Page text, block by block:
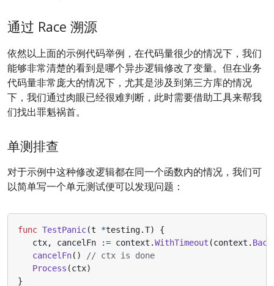
通过 Race 溯源
依然以上面的示例代码举例，在代码量很少的情况下，我们
能够非常清楚的看到是哪个异步逻辑修改了变量。但在业务
代码量非常庞大的情况下，尤其是涉及到第三方库的情况
下，我们通过肉眼已经很难判断，此时需要借助工具来帮我
们找出罪魁祸首。
单测排查
对于示例中这种修改逻辑都在同一个函数内的情况，我们可
以简单写一个单元测试便可以发现问题：
func TestPanic(t *testing.T)
{
ctx, cancelFn := context .WithTimeout (context .
cancelFn()
// ctx is done
Process (ctx)
}